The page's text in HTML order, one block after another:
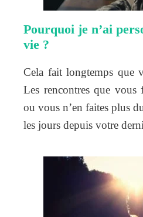
Pourquoi je n’ai
vie ?
Cela fait longtemps que
Les rencontres que vous
ou vous n’en faites plus
les jours depuis votre